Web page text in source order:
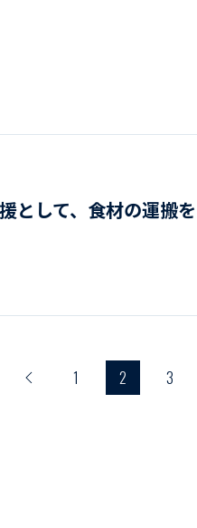
として、食材の運搬
1 2 3